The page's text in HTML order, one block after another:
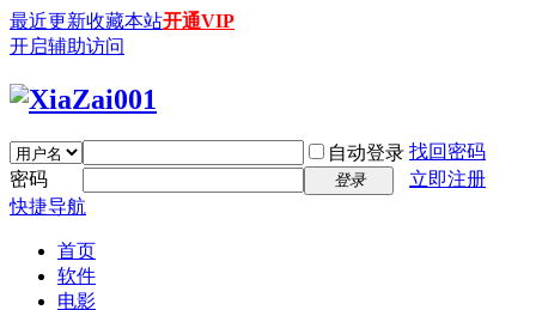
最近更新收藏本站开通VIP
开启辅助访问
自动登录 找回密码
密码
登录
立即注册
快捷导航
首页
软件
电影